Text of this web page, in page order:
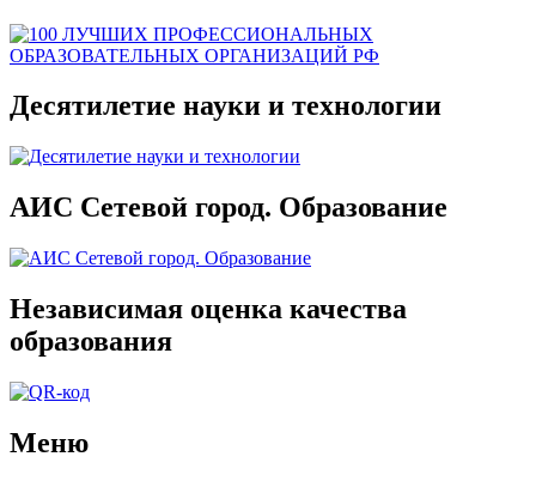
Десятилетие науки и технологии
АИС Сетевой город. Образование
Независимая оценка качества
образования
Меню